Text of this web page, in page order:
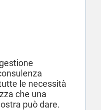
le necessità
che una
può dare.